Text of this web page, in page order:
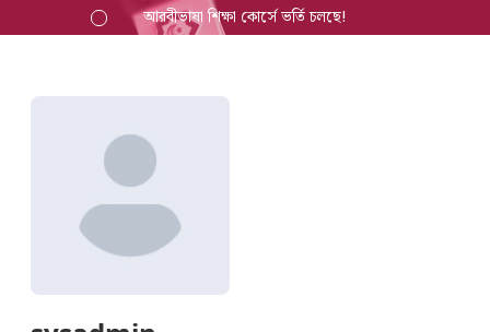
আরবীভাষা শিক্ষা কোর্সে ভর্তি চলছে!